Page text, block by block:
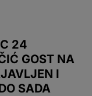
24
GOST NA
I
SADA